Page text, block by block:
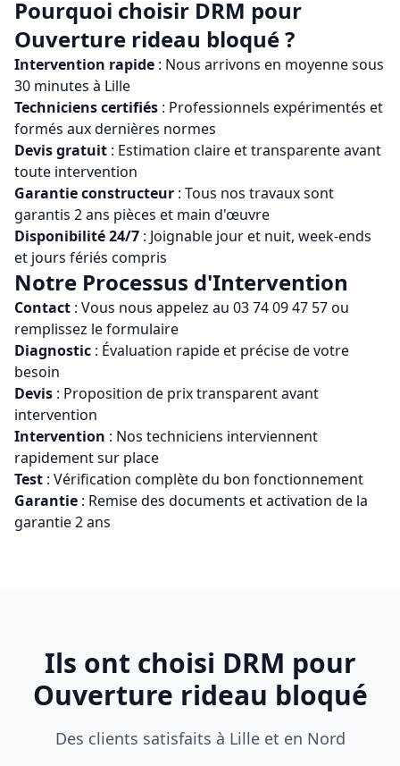
Pourquoi choisir DRM pour
Ouverture rideau bloqué?
Intervention rapide : Nous arrivons en moyenne sous
30 minutes à Lille
Techniciens certifiés : Professionnels expérimentés et
formés aux dernières normes
Devis gratuit : Estimation claire et transparente avant
toute intervention
Garantie constructeur : Tous nos travaux sont
garantis 2 ans pièces et main d'œuvre
Disponibilité 24/7 : Joignable jour et nuit, week-ends
et jours fériés compris
Notre Processus d'Intervention
Contact : Vous nous appelez au 03 74 09 47 57ou
remplissez le formulaire
Diagnostic : Évaluation rapide et précise de votre
besoin
Devis : Proposition de prix transparent avant
intervention
Intervention : Nos techniciens interviennent
rapidement sur place
Test : Vérification complète du bon fonctionnement
Garantie : Remise des documents et activation de la
garantie 2 ans
Ils ont choisi DRM pour
Ouverture rideau bloqué
Des clients satisfaits à Lille et en Nord